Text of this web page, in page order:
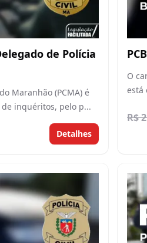
de Polícia
Maranhão (PCMA) é
inquéritos, pelo p...
Detalhes
O
está
R$